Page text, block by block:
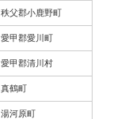
秩父郡小鹿野町
愛甲郡愛川町
愛甲郡清川村
真鶴町
湯河原町